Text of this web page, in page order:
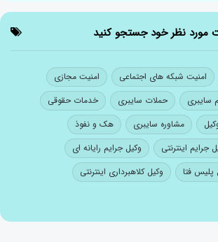
مورد نظر خود جستجو کنید
امنیت شبکه های اجتماعی
امنیت مجازی
سایبری حملات سایبری
خدمات حقوقی
مشاوره سایبری
هک و نفوذ
جرایم اینترنتی
وکیل جرایم رایانه ای
پلیس فتا
وکیل کلاهبرداری اینترنتی